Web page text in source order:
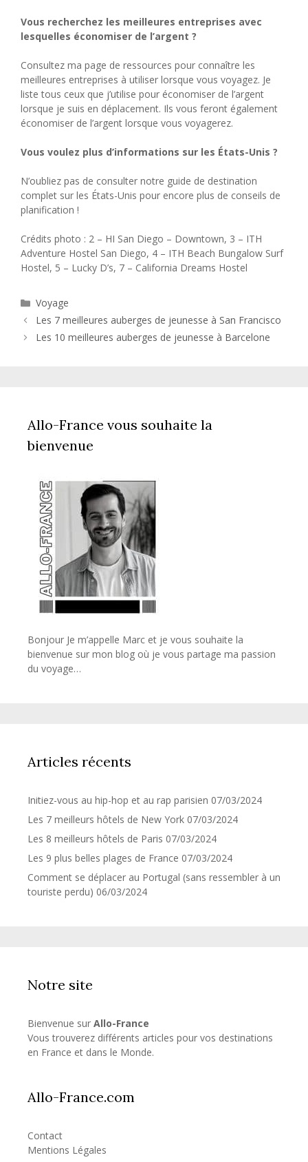
Vous recherchez les meilleures entreprises avec
lesquelles économiser de l’argent ?
Consultez ma page de ressources pour connaître les
meilleures entreprises à utiliser lorsque vous voyagez. Je
liste tous ceux que j’utilise pour économiser de l’argent
lorsque je suis en déplacement. Ils vous feront également
économiser de l’argent lorsque vous voyagerez.
Vous voulez plus d’informations sur les États-Unis ?
N’oubliez pas de consulter notre guide de destination
complet sur les États-Unis pour encore plus de conseils de
planification !
Crédits photo : 2 – HI San Diego – Downtown, 3 – ITH
Adventure Hostel San Diego, 4 – ITH Beach Bungalow Surf
Hostel, 5 – Lucky D’s, 7 – California Dreams Hostel
Catégories
Voyage
Les 7 meilleures auberges de jeunesse à San Francisco
Les 10 meilleures auberges de jeunesse à Barcelone
Allo-France vous souhaite la
bienvenue
Bonjour Je m’appelle Marc et je vous souhaite la
bienvenue sur mon blog où je vous partage ma passion
du voyage…
Articles récents
Initiez-vous au hip-hop et au rap parisien 07/03/2024
Les 7 meilleurs hôtels de New York 07/03/2024
Les 8 meilleurs hôtels de Paris 07/03/2024
Les 9 plus belles plages de France 07/03/2024
Comment se déplacer au Portugal (sans ressembler à un
touriste perdu) 06/03/2024
Notre site
Bienvenue sur Allo-France
Vous trouverez différents articles pour vos destinations
en France et dans le Monde.
Allo-France.com
Contact
Mentions Légales